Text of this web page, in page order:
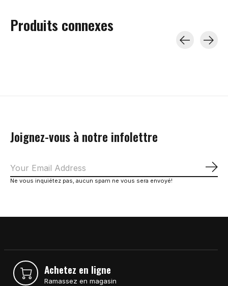
Produits connexes
Joignez-vous à notre infolettre
Ne vous inquiétez pas, aucun spam ne vous sera envoyé!
Achetez en ligne
Ramassez en magasin